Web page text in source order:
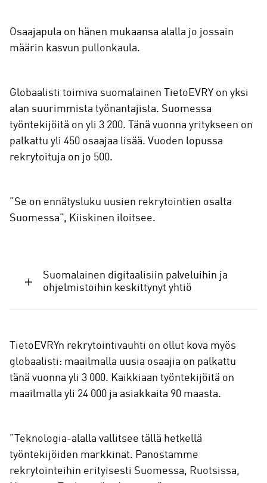
Osaajapula on hänen mukaansa alalla jo jossain
määrin kasvun pullonkaula.
Globaalisti toimiva suomalainen TietoEVRY on yksi
alan suurimmista työnantajista. Suomessa
työntekijöitä on yli 3 200. Tänä vuonna yritykseen on
palkattu yli 450 osaajaa lisää. Vuoden lopussa
rekrytoituja on jo 500.
”Se on ennätysluku uusien rekrytointien osalta
Suomessa”, Kiiskinen iloitsee.
Suomalainen digitaalisiin palveluihin ja
ohjelmistoihin keskittynyt yhtiö
TietoEVRYn rekrytointivauhti on ollut kova myös
globaalisti: maailmalla uusia osaajia on palkattu
tänä vuonna yli 3 000. Kaikkiaan työntekijöitä on
maailmalla yli 24 000 ja asiakkaita 90 maasta.
”Teknologia-alalla vallitsee tällä hetkellä
työntekijöiden markkinat. Panostamme
rekrytointeihin erityisesti Suomessa, Ruotsissa,